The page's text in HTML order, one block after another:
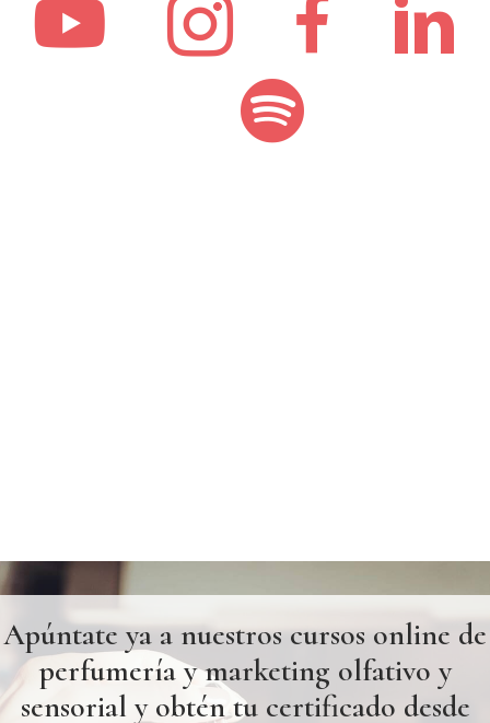
Apúntate ya a nuestros cursos online de
perfumería y marketing olfativo y
sensorial y obtén tu certificado desde